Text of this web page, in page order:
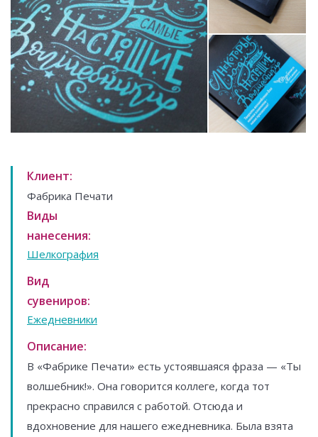
Клиент:
Фабрика Печати
Виды
нанесения:
Шелкография
Вид
сувениров:
Ежедневники
Описание:
В «Фабрике Печати» есть устоявшаяся фраза — «Ты
волшебник!». Она говорится коллеге, когда тот
прекрасно справился с работой. Отсюда и
вдохновение для нашего ежедневника. Была взята